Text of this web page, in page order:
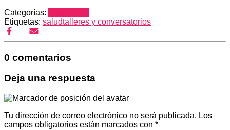
Categorías:
Etiquetas: saludtalleres y conversatorios
0 comentarios
Deja una respuesta
Tu dirección de correo electrónico no será publicada. Los
campos obligatorios están marcados con *